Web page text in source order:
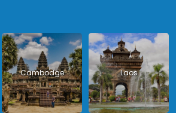
Cambodge Laos